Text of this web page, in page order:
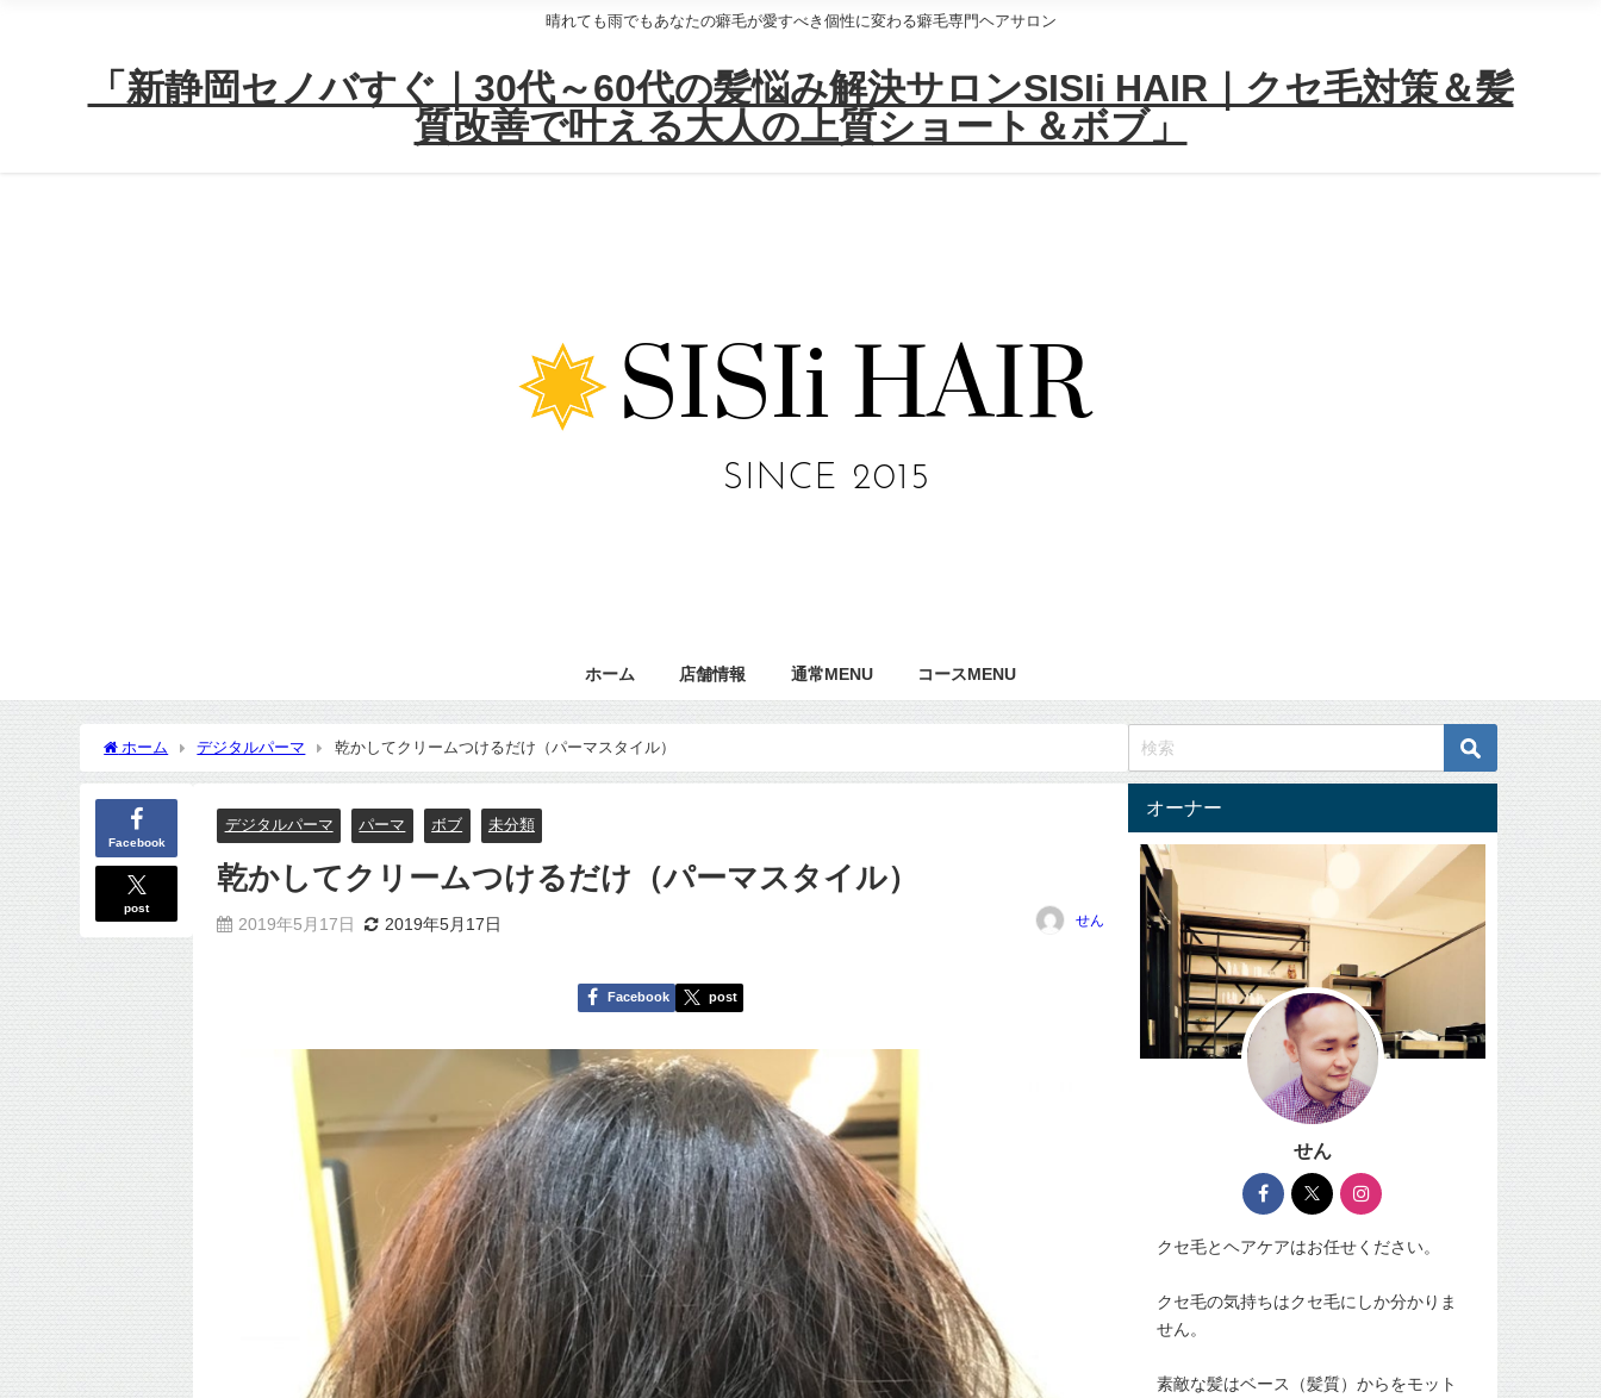
晴れても雨でもあなたの癖毛が愛すべき個性に変わる癖毛専門ヘアサロン
「新静岡セノバすぐ｜30代～60代の髪悩み解決サロンSISIi HAIR｜クセ毛対策＆髪
質改善で叶える大人の上質ショート＆ボブ」
ホーム 店舗情報 通常MENU コースMENU
ホーム デジタルパーマ 乾かしてクリームつけるだけ（パーマスタイル）
Facebook
post
デジタルパーマ パーマ ボブ 未分類
乾かしてクリームつけるだけ（パーマスタイル）
2019年5月17日 2019年5月17日 せん
Facebook post
オーナー
せん
クセ毛とヘアケアはお任せください。
クセ毛の気持ちはクセ毛にしか分かりま
せん。
素敵な髪はベース（髪質）からをモット